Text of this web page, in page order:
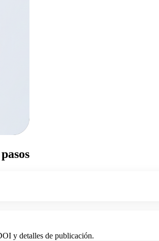
y detalles de publicación.